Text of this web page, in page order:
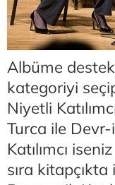
Albüme
kategoriyi
Niyetli
Turca ile
Katılımcı
sıra